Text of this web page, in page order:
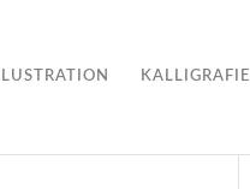
KALLIGRAFIE